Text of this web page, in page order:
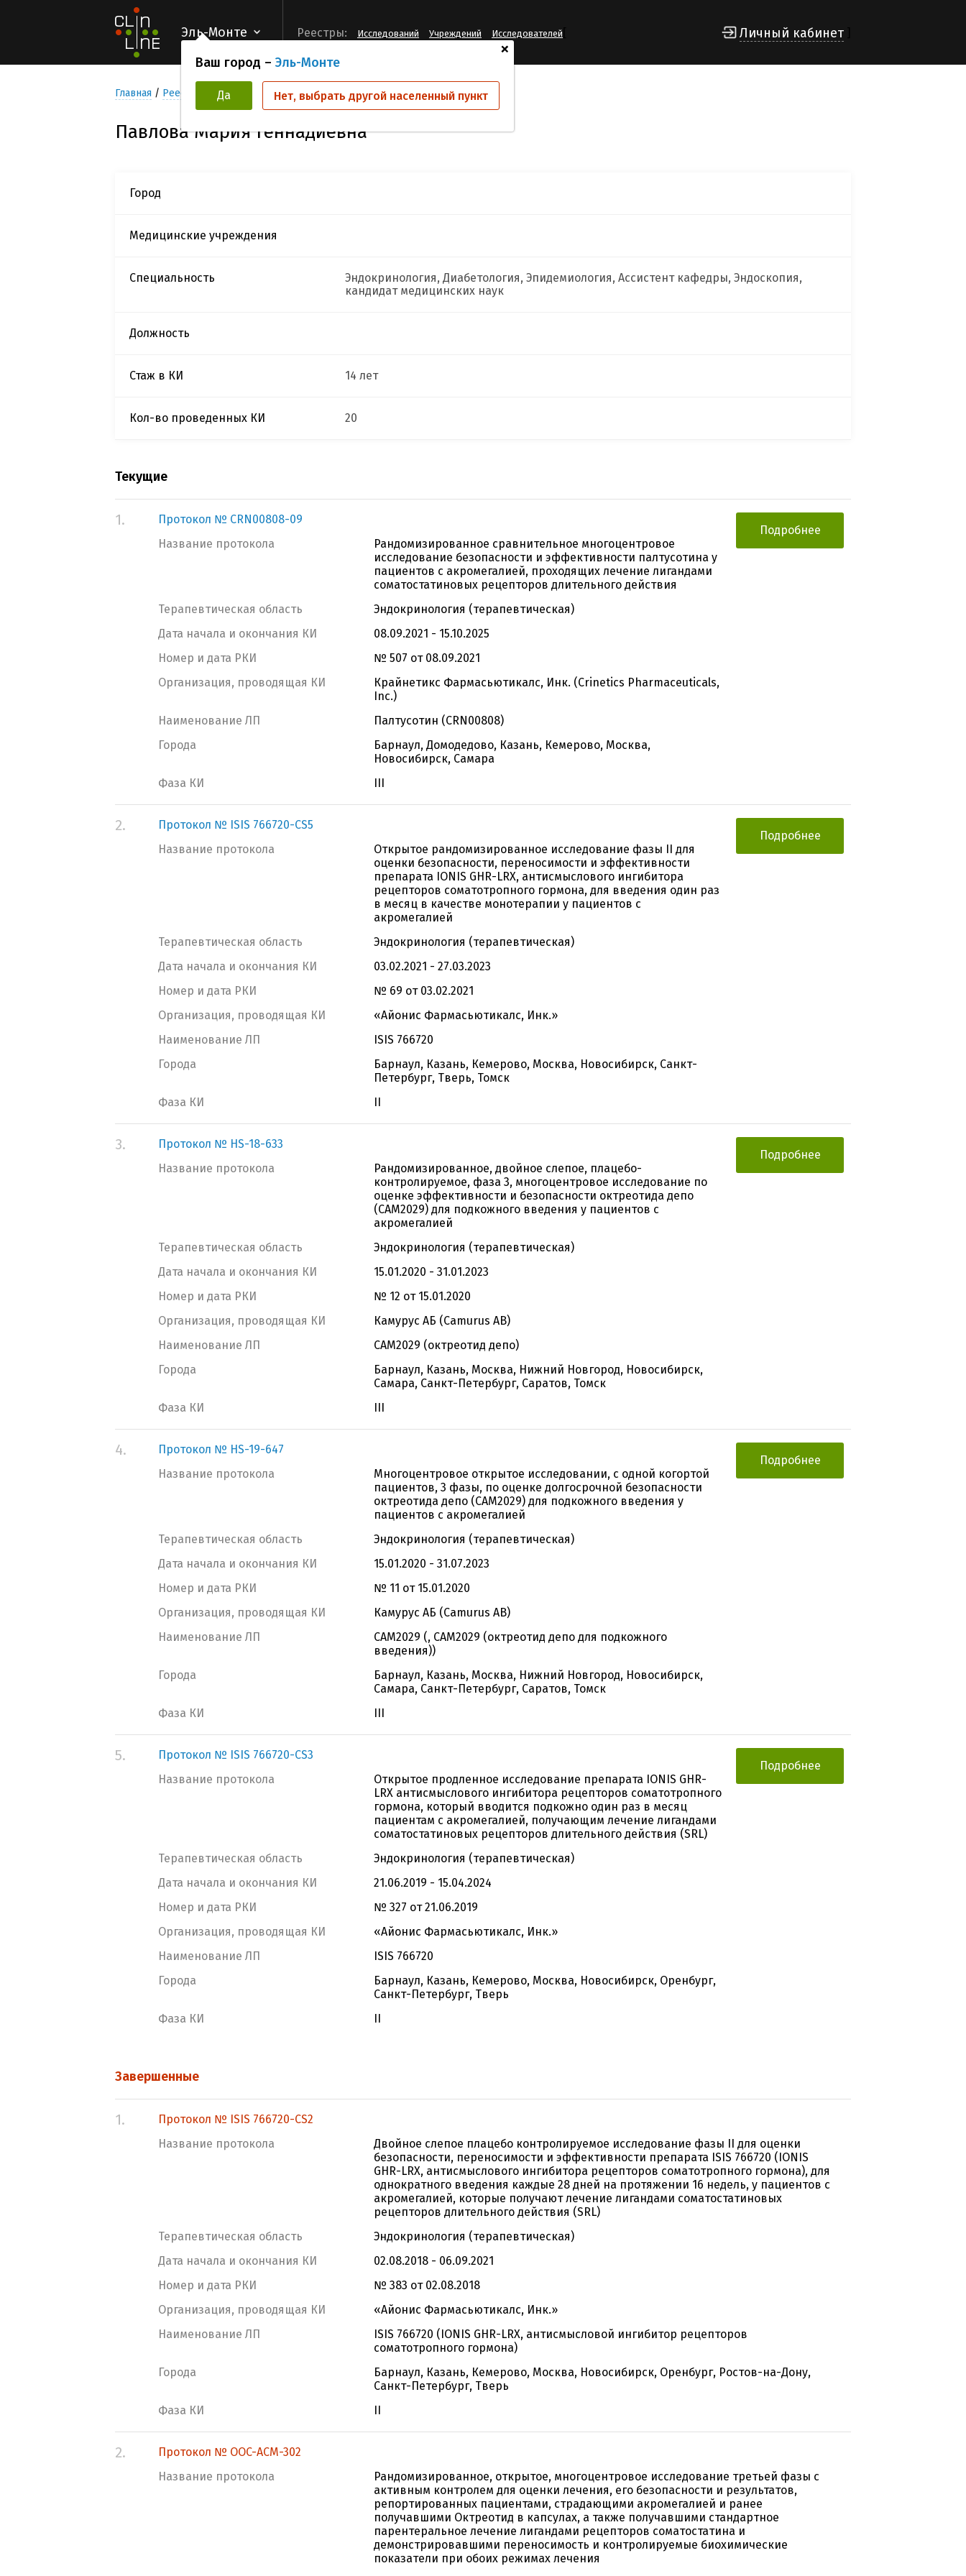
Эль-Монте
+
Ваш город – Эль-Монте
Да Нет, выбрать другой населенный пункт
Реестры: Исследований Учреждений Исследователей Личный кабинет
Главная Реестр Исследователей Павлова Мария Геннадиевна
Павлова Мария Геннадиевна
Город
Медицинские учреждения
Специальность
Эндокринология, Диабетология, Эпидемиология, Ассистент кафедры, Эндоскопия,
кандидат медицинских наук
Должность
Стаж в КИ 14 лет
Кол-во проведенных КИ 20
Текущие
1.
Протокол № CRN00808-09
Название протокола
Рандомизированное сравнительное многоцентровое
исследование безопасности и эффективности палтусотина у
пациентов с акромегалией, проходящих лечение лигандами
соматостатиновых рецепторов длительного действия
Терапевтическая область
Эндокринология (терапевтическая)
Дата начала и окончания КИ
08.09.2021 - 15.10.2025
Номер и дата РКИ
№ 507 от 08.09.2021
Организация, проводящая КИ
Крайнетикс Фармасьютикалс, Инк. (Crinetics Pharmaceuticals,
Inc.)
Наименование ЛП
Палтусотин (CRN00808)
Города
Барнаул, Домодедово, Казань, Кемерово, Москва,
Новосибирск, Самара
Фаза КИ
III
Подробнее
2.
Протокол № ISIS 766720-CS5
Название протокола
Открытое рандомизированное исследование фазы II для
оценки безопасности, переносимости и эффективности
препарата IONIS GHR-LRX, антисмыслового ингибитора
рецепторов соматотропного гормона, для введения один раз
в месяц в качестве монотерапии у пациентов с
акромегалией
Терапевтическая область
Эндокринология (терапевтическая)
Дата начала и окончания КИ
03.02.2021 - 27.03.2023
Номер и дата РКИ
№ 69 от 03.02.2021
Организация, проводящая КИ
«Айонис Фармасьютикалс, Инк.»
Наименование ЛП
ISIS 766720
Города
Барнаул, Казань, Кемерово, Москва, Новосибирск, Санкт-
Петербург, Тверь, Томск
Фаза КИ
II
Подробнее
3.
Протокол № HS-18-633
Название протокола
Рандомизированное, двойное слепое, плацебо-
контролируемое, фаза 3, многоцентровое исследование по
оценке эффективности и безопасности октреотида депо
(CAM2029) для подкожного введения у пациентов с
акромегалией
Терапевтическая область
Эндокринология (терапевтическая)
Дата начала и окончания КИ
15.01.2020 - 31.01.2023
Номер и дата РКИ
№ 12 от 15.01.2020
Организация, проводящая КИ
Камурус АБ (Camurus AB)
Наименование ЛП
CAM2029 (октреотид депо)
Города
Барнаул, Казань, Москва, Нижний Новгород, Новосибирск,
Самара, Санкт-Петербург, Саратов, Томск
Фаза КИ
III
Подробнее
4.
Протокол № HS-19-647
Название протокола
Многоцентровое открытое исследовании, с одной когортой
пациентов, 3 фазы, по оценке долгосрочной безопасности
октреотида депо (CAM2029) для подкожного введения у
пациентов с акромегалией
Терапевтическая область
Эндокринология (терапевтическая)
Дата начала и окончания КИ
15.01.2020 - 31.07.2023
Номер и дата РКИ
№ 11 от 15.01.2020
Организация, проводящая КИ
Камурус АБ (Camurus AB)
Наименование ЛП
CAM2029 (, САМ2029 (октреотид депо для подкожного
введения))
Города
Барнаул, Казань, Москва, Нижний Новгород, Новосибирск,
Самара, Санкт-Петербург, Саратов, Томск
Фаза КИ
III
Подробнее
5.
Протокол № ISIS 766720-CS3
Название протокола
Открытое продленное исследование препарата IONIS GHR-
LRX антисмыслового ингибитора рецепторов соматотропного
гормона, который вводится подкожно один раз в месяц
пациентам с акромегалией, получающим лечение лигандами
соматостатиновых рецепторов длительного действия (SRL)
Терапевтическая область
Эндокринология (терапевтическая)
Дата начала и окончания КИ
21.06.2019 - 15.04.2024
Номер и дата РКИ
№ 327 от 21.06.2019
Организация, проводящая КИ
«Айонис Фармасьютикалс, Инк.»
Наименование ЛП
ISIS 766720
Города
Барнаул, Казань, Кемерово, Москва, Новосибирск, Оренбург,
Санкт-Петербург, Тверь
Фаза КИ
II
Подробнее
Завершенные
1.
Протокол № ISIS 766720-CS2
Название протокола
Двойное слепое плацебо контролируемое исследование фазы II для оценки
безопасности, переносимости и эффективности препарата ISIS 766720 (IONIS
GHR-LRX, антисмыслового ингибитора рецепторов соматотропного гормона), для
однократного введения каждые 28 дней на протяжении 16 недель, у пациентов с
акромегалией, которые получают лечение лигандами соматостатиновых
рецепторов длительного действия (SRL)
Терапевтическая область
Эндокринология (терапевтическая)
Дата начала и окончания КИ
02.08.2018 - 06.09.2021
Номер и дата РКИ
№ 383 от 02.08.2018
Организация, проводящая КИ
«Айонис Фармасьютикалс, Инк.»
Наименование ЛП
ISIS 766720 (IONIS GHR-LRX, антисмысловой ингибитор рецепторов
соматотропного гормона)
Города
Барнаул, Казань, Кемерово, Москва, Новосибирск, Оренбург, Ростов-на-Дону,
Санкт-Петербург, Тверь
Фаза КИ
II
2.
Протокол № OOC-ACM-302
Название протокола
Рандомизированное, открытое, многоцентровое исследование третьей фазы с
активным контролем для оценки лечения, его безопасности и результатов,
репортированных пациентами, страдающими акромегалией и ранее
получавшими Октреотид в капсулах, а также получавшими стандартное
парентеральное лечение лигандами рецепторов соматостатина и
демонстрировавшими переносимость и контролируемые биохимические
показатели при обоих режимах лечения